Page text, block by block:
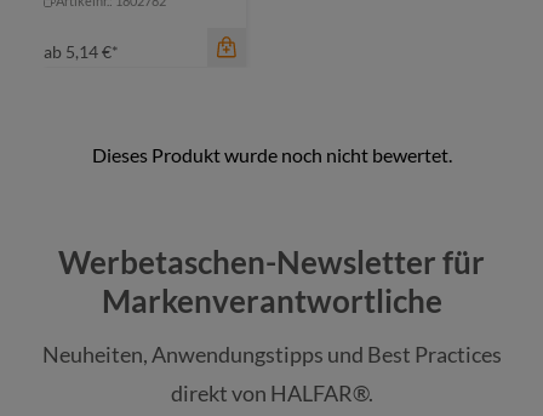
ab 5,14 €*
Werbetaschen-Newsletter für
Markenverantwortliche
Neuheiten, Anwendungstipps und Best Practices
direkt von HALFAR®.